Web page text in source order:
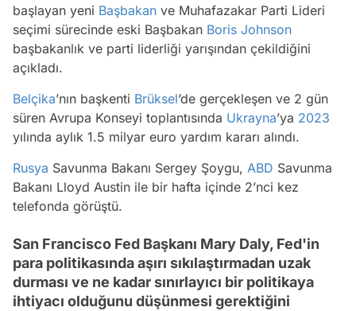
başlayan yeni Başbakan ve Muhafazakar Parti Lideri
seçimi sürecinde eski Başbakan Boris Johnson
başbakanlık ve parti liderliği yarışından çekildiğini
açıkladı.
Belçika’nın başkenti Brüksel’de gerçekleşen ve 2 gün
süren Avrupa Konseyi toplantısında Ukrayna’ya 2023
yılında aylık 1.5 milyar euro yardım kararı alındı.
Rusya Savunma Bakanı Sergey Şoygu, ABD Savunma
Bakanı Lloyd Austin ile bir hafta içinde 2’nci kez
telefonda görüştü.
San Francisco Fed Başkanı Mary Daly, Fed'in
para politikasında aşırı sıkılaştırmadan uzak
durması ve ne kadar sınırlayıcı bir politikaya
ihtiyacı olduğunu düşünmesi gerektiğini